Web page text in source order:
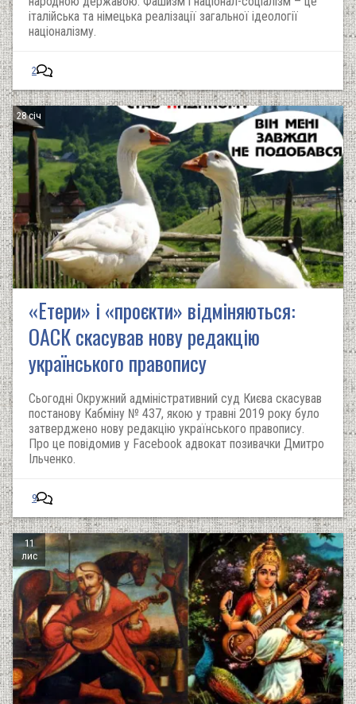
італійська та німецька реалізації загальної ідеології
націоналізму.
2
28 січ
«Етери» і «проєкти» відміняються:
ОАСК скасував нову редакцію
українського правопису
Сьогодні Окружний адміністративний суд Києва скасував
постанову Кабміну № 437, якою у травні 2019 року було
затверджено нову редакцію українського правопису.
Про це повідомив у Facebook адвокат позивачки Дмитро
Ільченко.
9
11
лис